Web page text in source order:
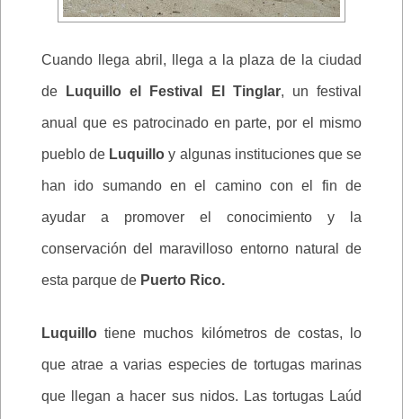
Cuando llega abril, llega a la plaza de la ciudad
de Luquillo el Festival El Tinglar, un festival
anual que es patrocinado en parte, por el mismo
pueblo de Luquilloy algunas instituciones que se
han ido sumando en el camino con el fin de
ayudar a promover el conocimiento y la
conservación del maravilloso entorno natural de
esta parque de Puerto Rico.
Luquillotiene muchos kilómetros de costas, lo
que atrae a varias especies de tortugas marinas
que llegan a hacer sus nidos. Las tortugas Laúd